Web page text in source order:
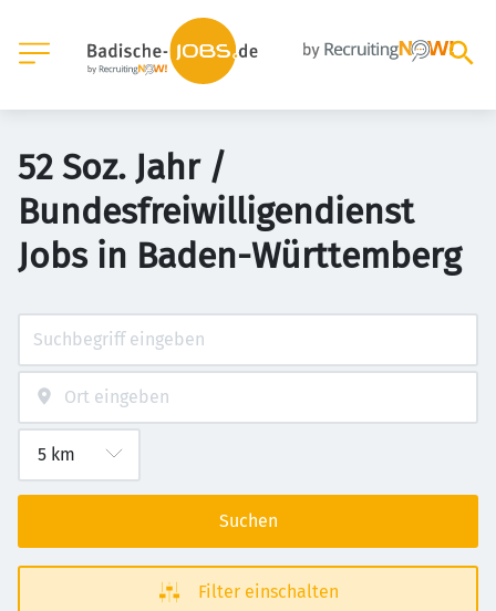
52 Soz. Jahr /
Bundesfreiwilligendienst
Jobs in Baden-Württemberg
Suchen
Filter einschalten